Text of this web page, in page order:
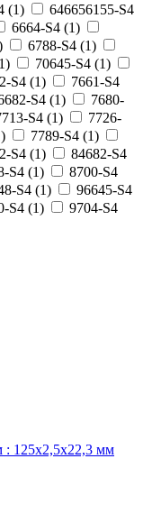
(1)
646656155-S4
6664-S4 (1)
6788-S4 (1)
1) 70645-S4 (1)
S4 (1)
7661-S4
S4 (1)
7680-
S4 (1)
7726-
) 7789-S4 (1)
S4 (1)
84682-S4
S4 (1)
8700-S4
S4 (1)
96645-S4
S4 (1)
9704-S4
: 125x2,5x22,3 мм